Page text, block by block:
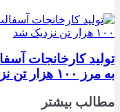
تولید کارخانجات
به مرز ۱۰۰ هزار تن نزدیک شد
مطالب بیشتر